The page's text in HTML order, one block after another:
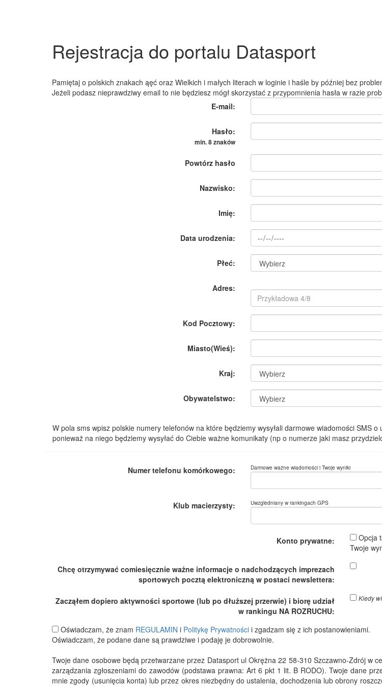
Rejestracja do portalu Datasport
Pamiętaj o polskich znakach ąęć oraz Wielkich i małych literach w loginie i haśle by później bez
Jeżeli podasz nieprawdziwy email to nie będziesz mógł skorzystać z przypomnienia hasła w razie
E-mail:
Hasło:
min. 8 znaków
Powtórz hasło
Nazwisko:
Imię:
Data urodzenia:
Płeć:
Adres:
Kod Pocztowy:
Miasto(Wieś):
Kraj:
Obywatelstwo:
W pola sms wpisz polskie numery telefonów na które będziemy wysyłali darmowe wiadomości SMS
ponieważ na niego będziemy wysyłać do Ciebie ważne komunikaty (np o numerze jaki masz
Numer telefonu komórkowego: Darmowe ważne wiadomości i Twoje wyniki
Klub macierzysty: Uwzgledniany w rankingach GPS
Konto prywatne:
Opcja
Twoje
Chcę otrzymywać comiesięcznie ważne informacje o nadchodzących imprezach
sportowych pocztą elektroniczną w postaci newslettera:
Zacząłem dopiero aktywności sportowe (lub po dłuższej przerwie) i biorę udział
w rankingu NA ROZRUCHU:
Kiedy
Oświadczam, że znam REGULAMIN i Politykę Prywatności i zgadzam się z ich postanowieniami.
Oświadczam, że podane dane są prawdziwe i podaję je dobrowolnie.
Twoje dane osobowe będą przetwarzane przez Datasport ul Okrężna 22 58-310 Szczawno-Zdrój w
zarządzania zgłoszeniami do zawodów (podstawa prawna: Art 6 pkt 1 lit. B RODO). Twoje dane
mnie zgody (usunięcia konta) lub przez okres niezbędny do ustalenia, dochodzenia lub obrony